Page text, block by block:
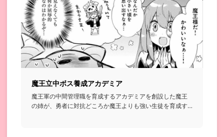
魔王立中ボス養成アカデミア
魔王軍の中間管理職を育成するアカデミアを創設した魔王
の姉が、勇者に対抗どころか魔王よりも強い生徒を育成す